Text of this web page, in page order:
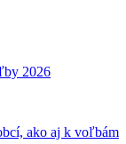
2026
ako aj k voľbám